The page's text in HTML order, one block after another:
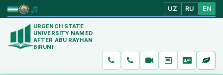
UZ RU EN
URGENCH STATE
UNIVERSITY NAMED
AFTER ABU RAYHAN
BIRUNI